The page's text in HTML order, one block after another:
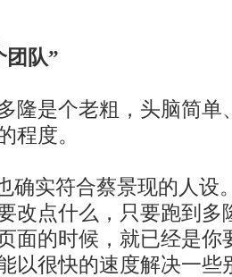
团队”
隆是个老粗，头脑简单
程度。
确实符合蔡景现的人设
改点什么，只要跑到多
面的时候，就已经是你
以很快的速度解决一些